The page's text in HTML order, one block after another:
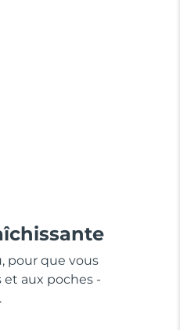
pour que vous
et aux poches -